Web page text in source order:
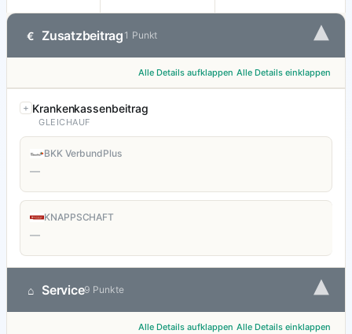
€ Zusatzbeitrag 1 Punkt ▾
Alle Details aufklappen Alle Details einklappen
Krankenkassenbeitrag
GLEICHAUF
BKK VerbundPlus
—
KNAPPSCHAFT
—
⌂ Service9 Punkte ▾
Alle Details aufklappen Alle Details einklappen